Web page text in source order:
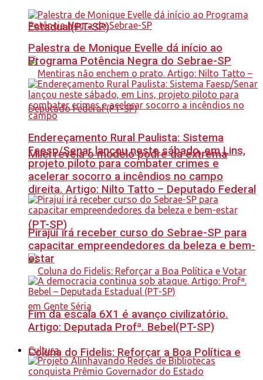
Estadual(PT-SP)
Milei revela o modelo podre da extrema
direita. Artigo: Nilto Tatto – Deputado Federal
(PT-SP)
Coluna do Fidelis: Reforçar a Boa Política e
Palestra de Monique Evelle dá início ao
Programa Potência Negra do Sebrae-SP
Endereçamento Rural Paulista: Sistema
Faesp/Senar lançou neste sábado, em Lins,
projeto piloto para combater crimes e
acelerar socorro a incêndios no campo
Pirajuí irá receber curso do Sebrae-SP para
capacitar empreendedores da beleza e bem-
estar
Fim da escala 6X1 é avanço civilizatório.
Artigo: Deputada Profª. Bebel(PT-SP)
Cultura